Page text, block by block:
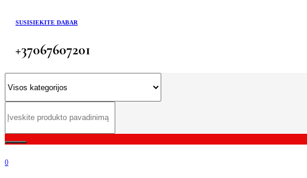
SUSISIEKITE DABAR
+37067607201
0